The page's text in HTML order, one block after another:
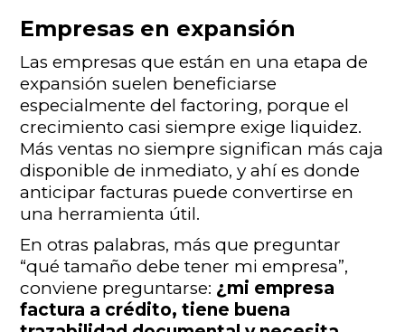
Empresas en expansión
Las empresas que están en una etapa de
expansión suelen beneficiarse
especialmente del factoring, porque el
crecimiento casi siempre exige liquidez.
Más ventas no siempre significan más caja
disponible de inmediato, y ahí es donde
anticipar facturas puede convertirse en
una herramienta útil.
En otras palabras, más que preguntar
“qué tamaño debe tener mi empresa”,
conviene preguntarse: ¿mi empresa
factura a crédito, tiene buena